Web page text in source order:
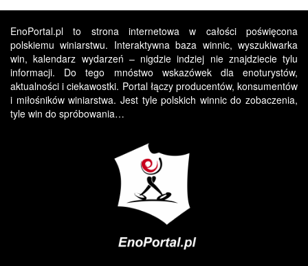
EnoPortal.pl to strona internetowa w całości poświęcona
polskiemu winiarstwu. Interaktywna baza winnic, wyszukiwarka
win, kalendarz wydarzeń – nigdzie indziej nie znajdziecie tylu
informacji. Do tego mnóstwo wskazówek dla enoturystów,
aktualności i ciekawostki. Portal łączy producentów, konsumentów
i miłośników winiarstwa. Jest tyle polskich winnic do zobaczenia,
tyle win do spróbowania…